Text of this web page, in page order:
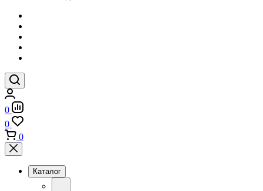
0
0
0
Каталог